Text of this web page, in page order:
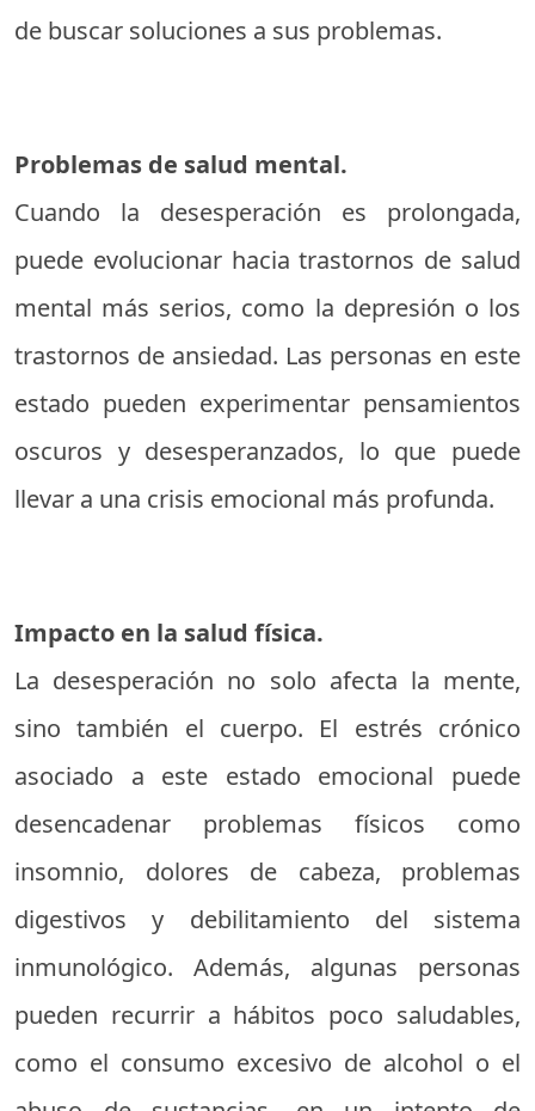
de buscar soluciones a sus problemas.
Problemas de salud mental.
Cuando la desesperación es prolongada,
puede evolucionar hacia trastornos de salud
mental más serios, como la depresión o los
trastornos de ansiedad. Las personas en este
estado pueden experimentar pensamientos
oscuros y desesperanzados, lo que puede
llevar a una crisis emocional más profunda.
Impacto en la salud física.
La desesperación no solo afecta la mente,
sino también el cuerpo. El estrés crónico
asociado a este estado emocional puede
desencadenar problemas físicos como
insomnio, dolores de cabeza, problemas
digestivos y debilitamiento del sistema
inmunológico. Además, algunas personas
pueden recurrir a hábitos poco saludables,
como el consumo excesivo de alcohol o el